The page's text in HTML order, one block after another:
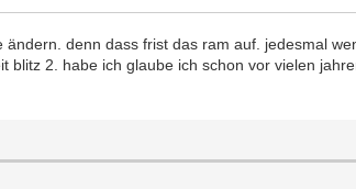
denn dass frist das ram auf. jedesmal
2. habe ich glaube ich schon vor vielen